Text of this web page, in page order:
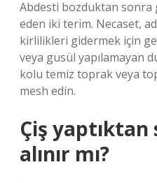
Abdesti bozduktan sonra
eden iki terim. Necaset,
kirlilikleri gidermek için
veya gusül yapılamayan
kolu temiz toprak veya
mesh edin.
Çiş
alınır mı?